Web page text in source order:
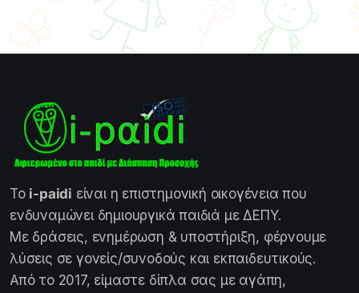
Το i-paidi είναι η επιστημονική οικογένεια που
ενδυναμώνει δημιουργικά παιδιά με ΔΕΠΥ.
Με δράσεις, ενημέρωση & υποστήριξη, φέρνουμε
λύσεις σε γονείς/συνοδούς και εκπαιδευτικούς.
Από το 2017, είμαστε δίπλα σας με αγάπη,